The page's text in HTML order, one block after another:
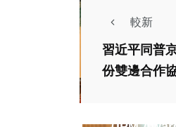
較新
習近平同普
份雙邊合作
財經及消費